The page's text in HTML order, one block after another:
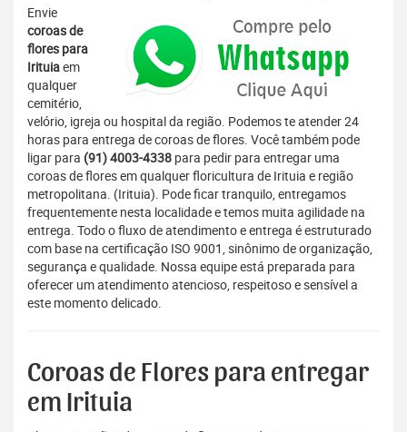
Envie
coroas de
flores para
Irituiaem
qualquer
cemitério,
velório, igreja ou hospital da região. Podemos te atender 24
horas para entrega de coroas de flores. Você também pode
ligar para (91) 4003-4338 para pedir para entregar uma
coroas de flores em qualquer floricultura de Irituia e região
metropolitana. (Irituia). Pode ficar tranquilo, entregamos
frequentemente nesta localidade e temos muita agilidade na
entrega. Todo o fluxo de atendimento e entrega é estruturado
com base na certificação ISO 9001, sinônimo de organização,
segurança e qualidade. Nossa equipe está preparada para
oferecer um atendimento atencioso, respeitoso e sensível a
este momento delicado.
Coroas de Flores para entregar
em Irituia